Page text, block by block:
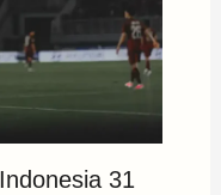
31